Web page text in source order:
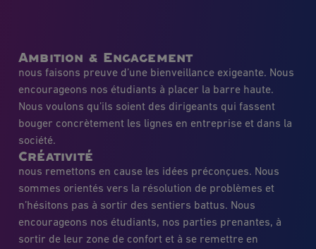
Ambition & Engagement
nous faisons preuve d’une bienveillance exigeante. Nous
encourageons nos étudiants à placer la barre haute.
Nous voulons qu’ils soient des dirigeants qui fassent
bouger concrètement les lignes en entreprise et dans la
société.
Créativité
nous remettons en cause les idées préconçues. Nous
sommes orientés vers la résolution de problèmes et
n’hésitons pas à sortir des sentiers battus. Nous
encourageons nos étudiants, nos parties prenantes, à
sortir de leur zone de confort et à se remettre en